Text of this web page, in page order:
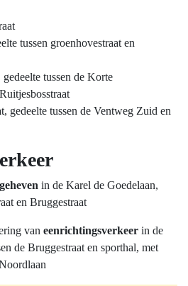
tussen groenhovestraat en
tussen de Korte
gedeelte tussen de Ventweg Zuid en
in de Karel de Goedelaan,
en Bruggestraat
van eenrichtingsverkeer in de
de Bruggestraat en sporthal, met